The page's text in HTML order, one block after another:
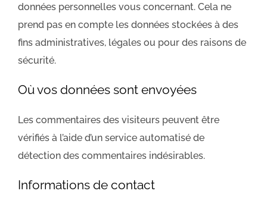
données personnelles vous concernant. Cela ne
prend pas en compte les données stockées à des
fins administratives, légales ou pour des raisons de
sécurité.
Où vos données sont envoyées
Les commentaires des visiteurs peuvent être
vérifiés à l’aide d’un service automatisé de
détection des commentaires indésirables.
Informations de contact